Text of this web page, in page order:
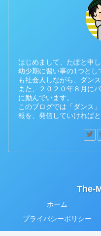
はじめまして、たぽと申し
幼少期に習い事の1つと
も社会人しながら、ダン
また、２０２０年８月に
に励んでいます。
このブログでは「ダンス
報を、発信していければ
The-
ホーム
プライバシーポリシー